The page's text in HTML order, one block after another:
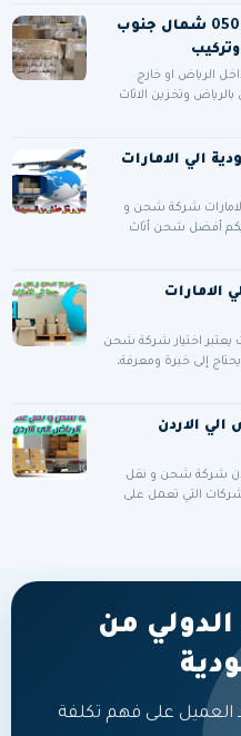
شركة نقل عفش بالرياض 0506688227 شمال جنوب
الرياض او خارج
وتخزين الاثاث
الي الامارات
شركة شحن و
أفضل شحن أثاث
اختيار شركة شحن
إلى خبرة ومعرفة،
الاردن
شركة شحن و نقل
التي تعمل على
من
العميل على فهم تكلفة